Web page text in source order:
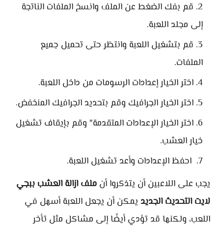
قم بفك الضغط عن الملف وانسخ الملفات الناتجة
إلى مجلد اللعبة.
قم بتشغيل اللعبة وانتظر حتى تحميل جميع
الملفات.
اختر الخيار إعدادات الرسومات من داخل اللعبة.
اختر الخيار الجرافيك وقم بتحديد الجرافيك المنخفض.
اختر الخيار الإعدادات المتقدمة" وقم بإيقاف تشغيل
خيار العشب.
احفظ الإعدادات وأعد تشغيل اللعبة.
يجب على اللاعبين أن يتذكروا أن ملف ازالة العشب ببجي
لايت التحديث الجديد يمكن أن يجعل اللعبة أسهل في
اللعب، ولكنها قد تؤدي أيضًا إلى مشاكل مثل تأخر